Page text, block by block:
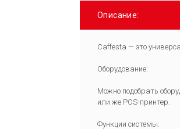
Описание:
Caffesta — это
Оборудование:
Можно подобрать
или же POS-принтер.
Функции системы: